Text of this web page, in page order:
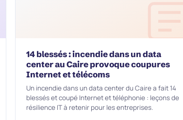
14 blessés : incendie dans un data
center au Caire provoque coupures
Internet et télécoms
Un incendie dans un data center du Caire a fait 14
blessés et coupé Internet et téléphonie : leçons de
résilience IT à retenir pour les entreprises.